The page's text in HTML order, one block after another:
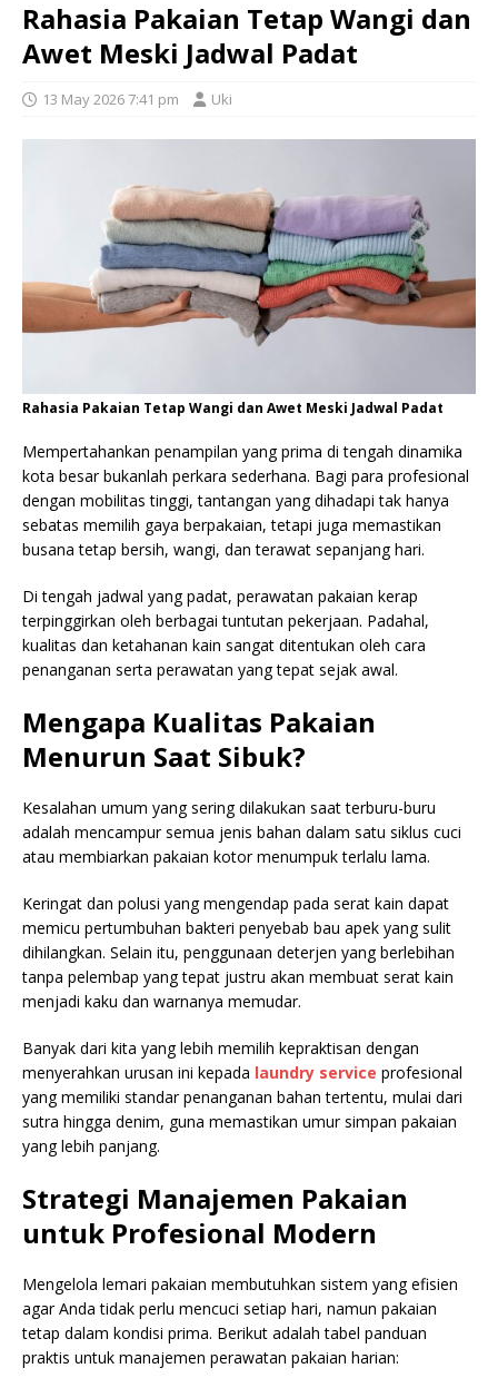
Rahasia Pakaian Tetap Wangi dan
Awet Meski Jadwal Padat
13 May 2026 7:41 pm Uki
Rahasia Pakaian Tetap Wangi dan Awet Meski Jadwal Padat
Mempertahankan penampilan yang prima di tengah dinamika
kota besar bukanlah perkara sederhana. Bagi para profesional
dengan mobilitas tinggi, tantangan yang dihadapi tak hanya
sebatas memilih gaya berpakaian, tetapi juga memastikan
busana tetap bersih, wangi, dan terawat sepanjang hari.
Di tengah jadwal yang padat, perawatan pakaian kerap
terpinggirkan oleh berbagai tuntutan pekerjaan. Padahal,
kualitas dan ketahanan kain sangat ditentukan oleh cara
penanganan serta perawatan yang tepat sejak awal.
Mengapa Kualitas Pakaian
Menurun Saat Sibuk?
Kesalahan umum yang sering dilakukan saat terburu-buru
adalah mencampur semua jenis bahan dalam satu siklus cuci
atau membiarkan pakaian kotor menumpuk terlalu lama.
Keringat dan polusi yang mengendap pada serat kain dapat
memicu pertumbuhan bakteri penyebab bau apek yang sulit
dihilangkan. Selain itu, penggunaan deterjen yang berlebihan
tanpa pelembap yang tepat justru akan membuat serat kain
menjadi kaku dan warnanya memudar.
Banyak dari kita yang lebih memilih kepraktisan dengan
menyerahkan urusan ini kepada laundry service profesional
yang memiliki standar penanganan bahan tertentu, mulai dari
sutra hingga denim, guna memastikan umur simpan pakaian
yang lebih panjang.
Strategi Manajemen Pakaian
untuk Profesional Modern
Mengelola lemari pakaian membutuhkan sistem yang efisien
agar Anda tidak perlu mencuci setiap hari, namun pakaian
tetap dalam kondisi prima. Berikut adalah tabel panduan
praktis untuk manajemen perawatan pakaian harian: